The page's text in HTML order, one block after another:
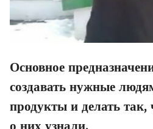
Основное
создавать нужные
продукты и делать